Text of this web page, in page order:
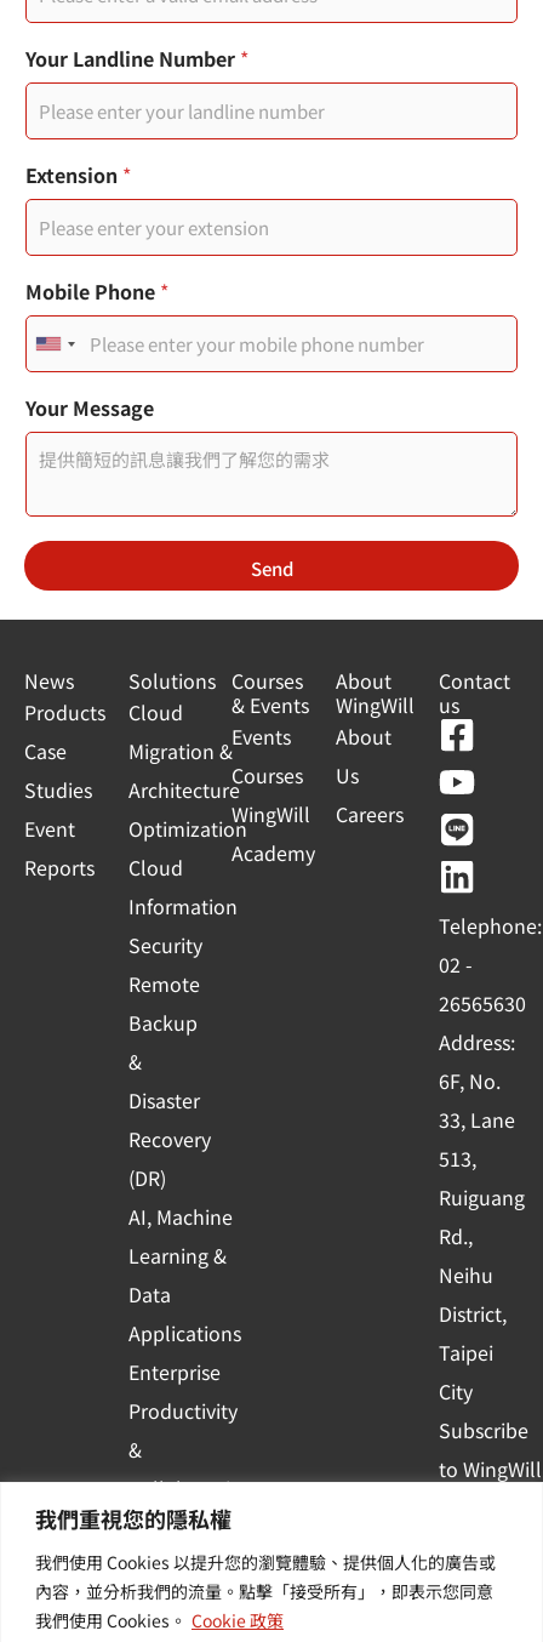
我們重視您的隱私權
我們使用 Cookies 以提升您的瀏覽體驗、提供個人化的廣告或
內容，並分析我們的流量。點擊「接受所有」，即表示您同意
我們使用 Cookies。 Cookie 政策
M
o
b
e
訊
息
您
的
姓
名
Your Landline Number *
Extension *
Mobile Phone *
U
i
t
e
d
S
t
t
e
s
+
1
Your Message
Send
News
Products
Case
Studies
Event
Reports
Solutions
Cloud
Migration &
Architecture
Optimization
Cloud
Information
Security
Remote
Backup
&
Disaster
Recovery
(DR)
AI, Machine
Learning &
Data
Applications
Enterprise
Productivity
&
Collaboration
Container
Platform
Applications
Courses
& Events
Events
Courses
WingWill
Academy
About
WingWill
About
Us
Careers
Contact
us
F
a
c
e
b
o
o
k
-
s
q
u
a
r
e
Y
o
u
t
u
b
e
L
i
n
e
L
i
n
k
e
d
i
n
Telephone:
02 -
26565630
Address:
6F, No.
33, Lane
513,
Ruiguang
Rd.,
Neihu
District,
Taipei
City
Subscribe
to WingWill
event and